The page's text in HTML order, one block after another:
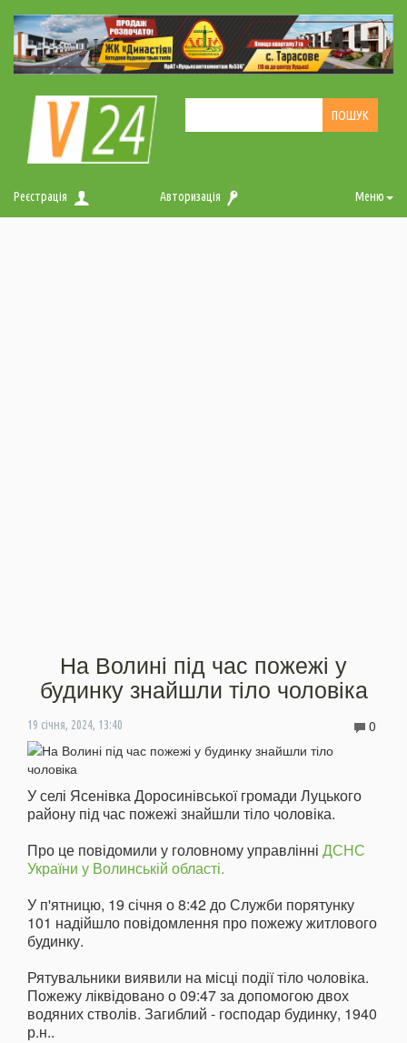
Реєстрація Авторизація Меню
На Волині під час пожежі у
будинку знайшли тіло чоловіка
19 січня, 2024, 13:40 0
У селі Ясенівка Доросинівської громади Луцького
району під час пожежі знайшли тіло чоловіка.
Про це повідомили у головному управлінні ДСНС
України у Волинській області.
У п'ятницю, 19 січня о 8:42 до Служби порятунку
101 надійшло повідомлення про пожежу житлового
будинку.
Рятувальники виявили на місці події тіло чоловіка.
Пожежу ліквідовано о 09:47 за допомогою двох
водяних стволів. Загиблий - господар будинку, 1940
р.н..